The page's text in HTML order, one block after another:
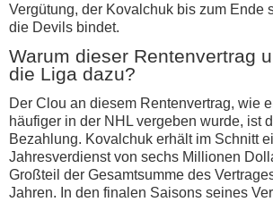
Vergütung, der Kovalchuk bis zum Ende
die Devils bindet.
Warum dieser Rentenvertrag
die Liga dazu?
Der Clou an diesem Rentenvertrag, wie
häufiger in der NHL vergeben wurde, ist
Bezahlung. Kovalchuk erhält im Schnitt
Jahresverdienst von sechs Millionen
Großteil der Gesamtsumme des
Jahren. In den finalen Saisons seines